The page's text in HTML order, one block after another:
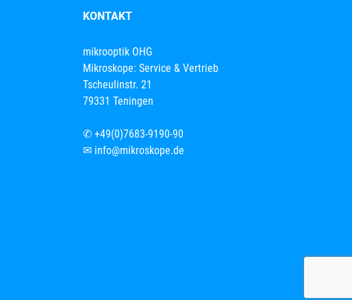
KONTAKT
mikrooptik OHG
Mikroskope: Service & Vertrieb
Tscheulinstr. 21
79331 Teningen
✆ +49(0)7683-9190-90
✉ info@mikroskope.de